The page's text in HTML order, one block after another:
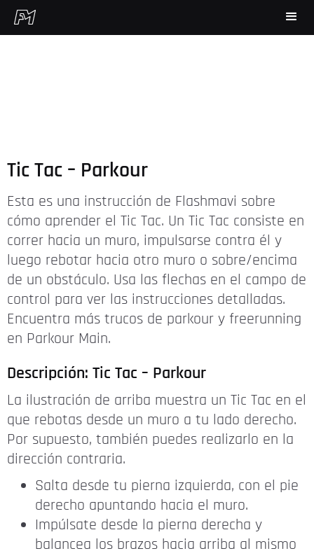
Tic Tac – Parkour
Esta es una instrucción de Flashmavi sobre
cómo aprender el Tic Tac. Un Tic Tac consiste en
correr hacia un muro, impulsarse contra él y
luego rebotar hacia otro muro o sobre/encima
de un obstáculo. Usa las flechas en el campo de
control para ver las instrucciones detalladas.
Encuentra más trucos de parkour y freerunning
en Parkour Main.
Descripción: Tic Tac – Parkour
La ilustración de arriba muestra un Tic Tac en el
que rebotas desde un muro a tu lado derecho.
Por supuesto, también puedes realizarlo en la
dirección contraria.
Salta desde tu pierna izquierda, con el pie
derecho apuntando hacia el muro.
Impúlsate desde la pierna derecha y
balancea los brazos hacia arriba al mismo